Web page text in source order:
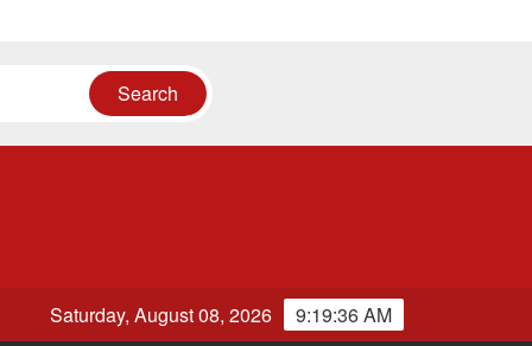
9:19:36 AM
Saturday, August 08, 2026